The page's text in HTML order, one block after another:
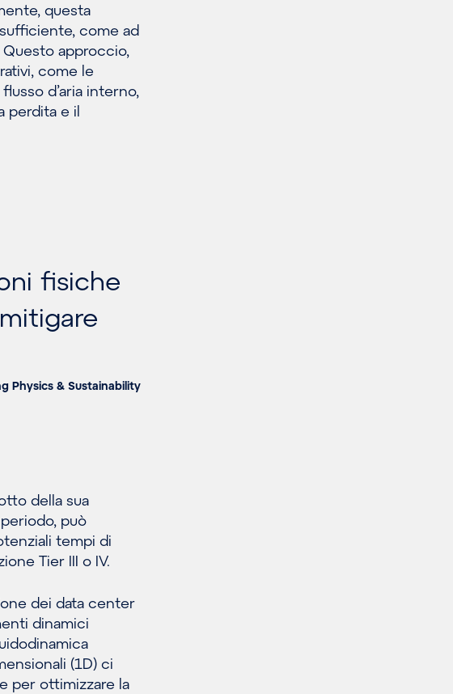
questa
come ad
approccio,
come le
d’aria interno,
perdita e il
fisiche
Physics & Sustainability
della sua
può
tempi di
Tier III o IV.
dei data center
dinamici
(1D) ci
per ottimizzare la